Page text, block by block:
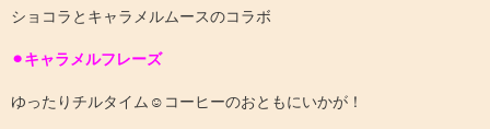
ショコラとキャラメルムースのコラボ
⚫︎キャラメルフレーズ
ゆったりチルタイム☺️コーヒーのおともにいかが！